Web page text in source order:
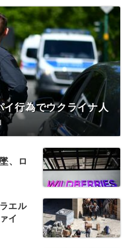
行為でウクライナ人
、ロ
エル
イ